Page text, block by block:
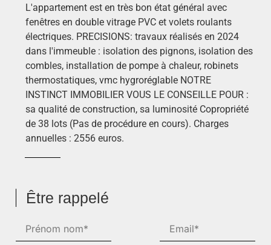
L'appartement est en très bon état général avec
fenêtres en double vitrage PVC et volets roulants
électriques. PRECISIONS: travaux réalisés en 2024
dans l'immeuble : isolation des pignons, isolation des
combles, installation de pompe à chaleur, robinets
thermostatiques, vmc hygroréglable NOTRE
INSTINCT IMMOBILIER VOUS LE CONSEILLE POUR :
sa qualité de construction, sa luminosité Copropriété
de 38 lots (Pas de procédure en cours). Charges
annuelles : 2556 euros.
Être rappelé